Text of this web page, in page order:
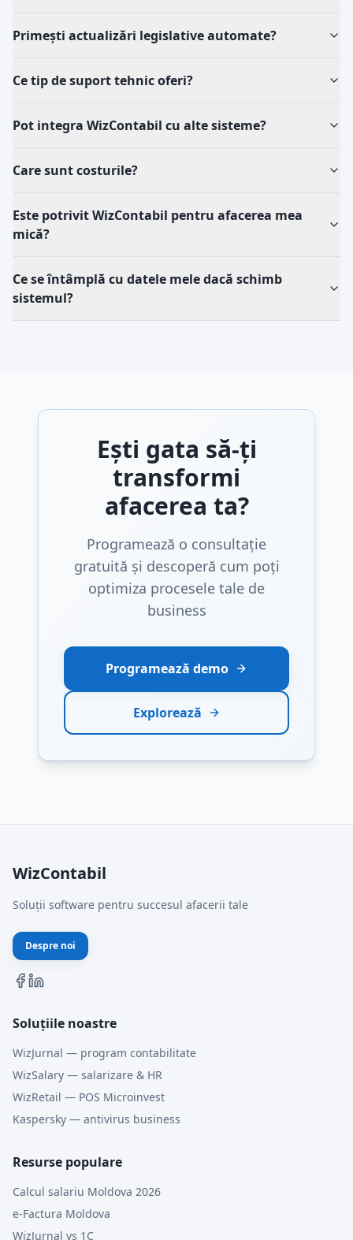
Primești actualizări legislative automate?
Ce tip de suport tehnic oferi?
Pot integra WizContabil cu alte sisteme?
Care sunt costurile?
Este potrivit WizContabil pentru afacerea mea
mică?
Ce se întâmplă cu datele mele dacă schimb
sistemul?
Ești gata să-ți
transformi
afacerea ta?
Programează o consultație
gratuită și descoperă cum poți
optimiza procesele tale de
business
Programează demo
Explorează
WizContabil
Soluții software pentru succesul afacerii tale
Despre noi
Soluțiile noastre
WizJurnal — program contabilitate
WizSalary — salarizare & HR
WizRetail — POS Microinvest
Kaspersky — antivirus business
Resurse populare
Calcul salariu Moldova 2026
e-Factura Moldova
WizJurnal vs 1C